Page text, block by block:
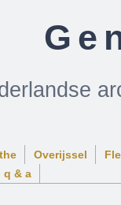
Overijssel
q & a